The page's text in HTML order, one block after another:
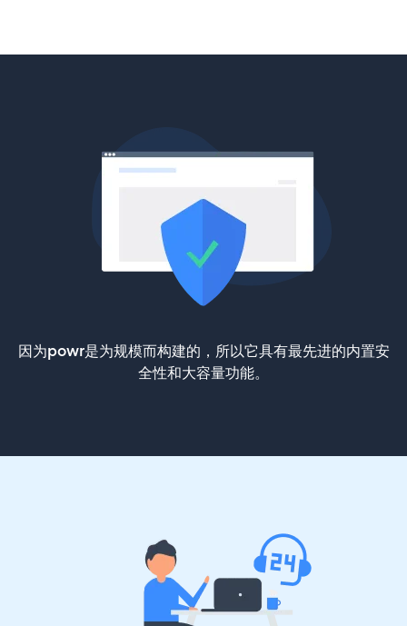
因为powr是为规模而构建的，所以它具有最先进的内置安
全性和大容量功能。